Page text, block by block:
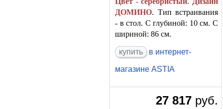
ДОМИНО. Тип встраивания
- в стол. С глубиной: 10 см. С
шириной: 86 см.
в интернет-
магазине ASTIA
27 817 руб.